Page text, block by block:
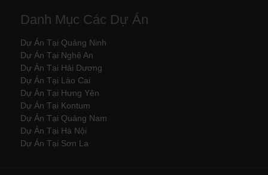
Danh Mục Các Dự Án
Dự Án Tại Quảng Ninh
Dự Án Tại Nghệ An
Dự Án Tại Hải Dương
Dự Án Tại Lào Cai
Dự Án Tại Hưng Yên
Dự Án Tại Kontum
Dự Án Tại Quảng Nam
Dự Án Tại Hà Nội
Dự Án Tại Sơn La